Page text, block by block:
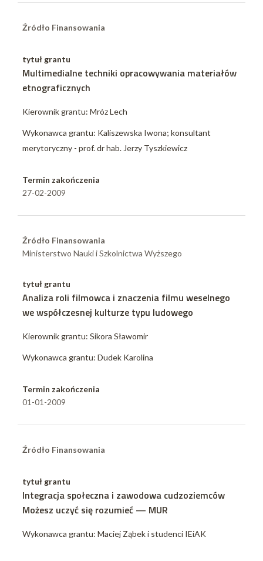
Źródło Finansowania
tytuł grantu
Multimedialne techniki opracowywania materiałów
etnograficznych
Kierownik grantu: Mróz Lech
Wykonawca grantu: Kaliszewska Iwona; konsultant
merytoryczny - prof. dr hab. Jerzy Tyszkiewicz
Termin zakończenia
27-02-2009
Źródło Finansowania
Ministerstwo Nauki i Szkolnictwa Wyższego
tytuł grantu
Analiza roli filmowca i znaczenia filmu weselnego
we współczesnej kulturze typu ludowego
Kierownik grantu: Sikora Sławomir
Wykonawca grantu: Dudek Karolina
Termin zakończenia
01-01-2009
Źródło Finansowania
tytuł grantu
Integracja społeczna i zawodowa cudzoziemców
Możesz uczyć się rozumieć — MUR
Wykonawca grantu: Maciej Ząbek i studenci IEiAK